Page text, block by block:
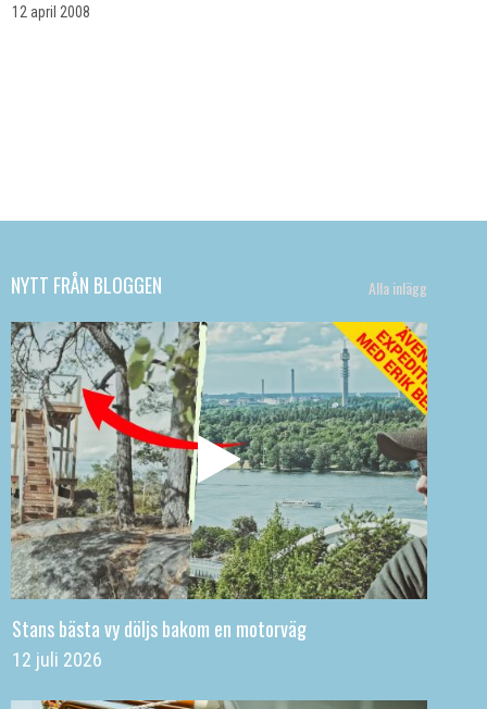
12 april 2008
NYTT FRÅN BLOGGEN Alla inlägg
Stans bästa vy döljs bakom en motorväg
12 juli 2026